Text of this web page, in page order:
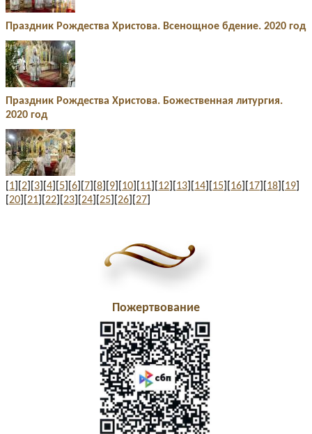
Праздник Рождества Христова. Всенощное бдение. 2020 год
Праздник Рождества Христова. Божественная литургия.
2020 год
1 2 3 4 5 6 7 8 9 10 11 12 13 14 15 16 17 18 19
20 21 22 23 24 25 26 27
Пожертвование